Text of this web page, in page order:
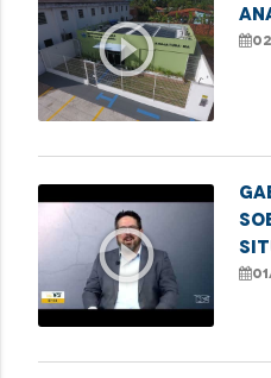
play_circle_outline
play_circle_outline
da